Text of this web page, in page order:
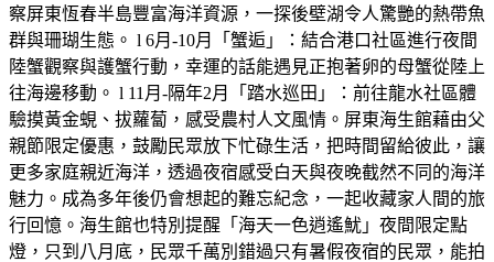
察屏東恆春半島豐富海洋資源，一探後壁湖令人驚艷的熱帶魚
群與珊瑚生態。 l 6月-10月「蟹逅」：結合港口社區進行夜間
陸蟹觀察與護蟹行動，幸運的話能遇見正抱著卵的母蟹從陸上
往海邊移動。 l 11月-隔年2月「踏水巡田」：前往龍水社區體
驗摸黃金蜆、拔蘿蔔，感受農村人文風情。屏東海生館藉由父
親節限定優惠，鼓勵民眾放下忙碌生活，把時間留給彼此，讓
更多家庭親近海洋，透過夜宿感受白天與夜晚截然不同的海洋
魅力。成為多年後仍會想起的難忘紀念，一起收藏家人間的旅
行回憶。海生館也特別提醒「海天一色逍遙魷」夜間限定點
燈，只到八月底，民眾千萬別錯過只有暑假夜宿的民眾，能拍